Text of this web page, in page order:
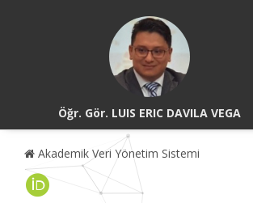
Öğr. Gör. LUIS ERIC DAVILA VEGA
Akademik Veri Yönetim Sistemi